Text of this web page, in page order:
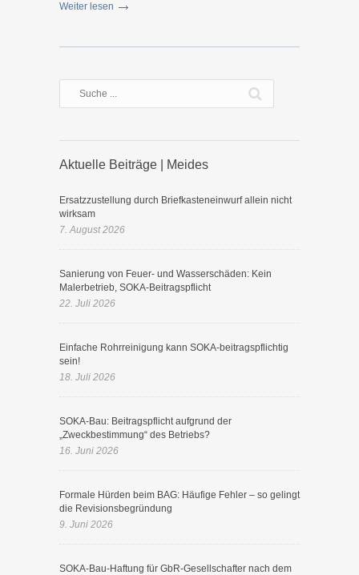
Weiter lesen
Aktuelle Beiträge | Meides
Ersatzzustellung durch Briefkasteneinwurf allein nicht
wirksam
7. August 2026
Sanierung von Feuer- und Wasserschäden: Kein
Malerbetrieb, SOKA-Beitragspflicht
22. Juli 2026
Einfache Rohrreinigung kann SOKA-beitragspflichtig
sein!
18. Juli 2026
SOKA-Bau: Beitragspflicht aufgrund der
„Zweckbestimmung“ des Betriebs?
16. Juni 2026
Formale Hürden beim BAG: Häufige Fehler – so gelingt
die Revisionsbegründung
9. Juni 2026
SOKA-Bau-Haftung für GbR-Gesellschafter nach dem